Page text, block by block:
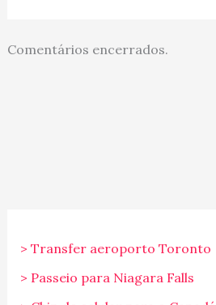
Comentários encerrados.
> Transfer aeroporto Toronto
> Passeio para Niagara Falls